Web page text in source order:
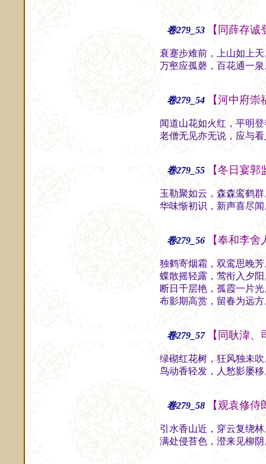
卷279_53 【同薛存
衰蹇步难前，上山如上
万壑应孤磬，百花通一
卷279_54 【河中府
闻道山花如火红，平明
老僧无见亦无说，应与
卷279_55 【冬日宴
玉勒聚如云，森森鸾鹤
华味惭初识，新声喜尽
卷279_56 【奉和李
独鹤寄烟霜，双鸾思晚
蝶散摇轻露，莺衔入夕
断日千层艳，孤霞一片
布影期高赏，留春为远
卷279_57 【同耿湋
绿砌红花树，狂风独未
鸟动香轻发，人愁影屡
卷279_58 【观袁修
引水香山近，穿云复绕
满处侵苔色，澄来见柳